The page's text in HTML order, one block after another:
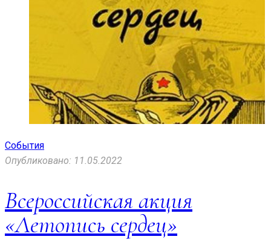
События
Опубликовано: 11.05.2022
Всероссийская акция
«Летопись сердец»